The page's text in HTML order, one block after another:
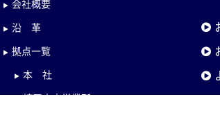
会社概要
沿 革
拠点一覧
本 社
埼玉中央営業所